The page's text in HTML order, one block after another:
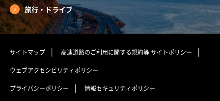
旅行・ドライブ
サイトマップ 高速道路のご利用に関する規約等サイトポリシー
ウェブアクセシビリティポリシー
プライバシーポリシー 情報セキュリティポリシー